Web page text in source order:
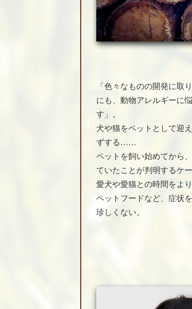
「色々なものの開発に取
にも、動物アレルギーに
す」。
犬や猫をペットとして迎
ずする……
ペットを飼い始めてから
ていたことが判明するケ
愛犬や愛猫との時間をよ
ペットフードなど、症状
珍しくない。